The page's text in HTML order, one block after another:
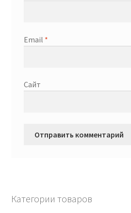
Email *
Сайт
Категории товаров